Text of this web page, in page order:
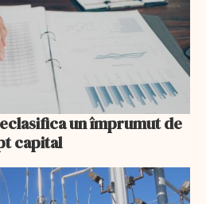
un împrumut de
capital